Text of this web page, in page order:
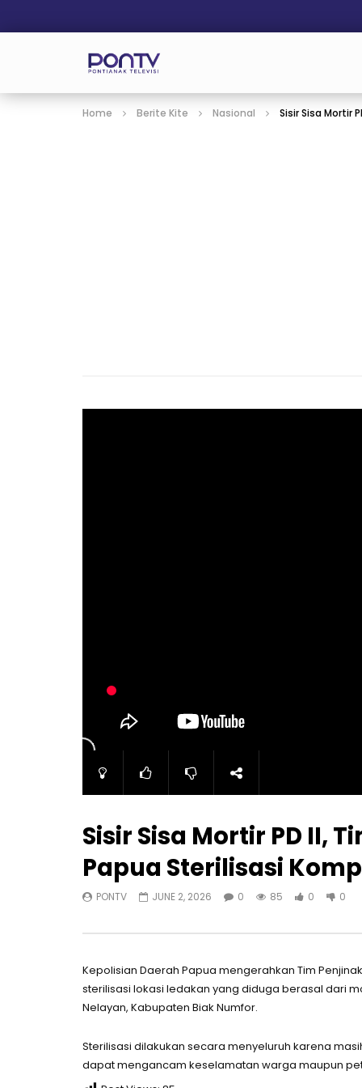
Home Berite Kite Nasional Sisir Sisa Mortir
Sisir Sisa Mortir PD II,
Papua Sterilisasi
PONTV JUNE 2, 2026 0 85 0 0
Kepolisian Daerah Papua mengerahkan Tim
sterilisasi lokasi ledakan yang diduga berasal dari
Nelayan, Kabupaten Biak Numfor.
Sterilisasi dilakukan secara menyeluruh karena
dapat mengancam keselamatan warga maupun